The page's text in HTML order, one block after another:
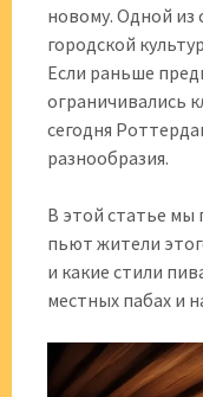
новому. Одной из
городской
Если раньше
ограничивались
сегодня
разнообразия.
В этой статье мы
пьют жители
и какие стили
местных пабах и